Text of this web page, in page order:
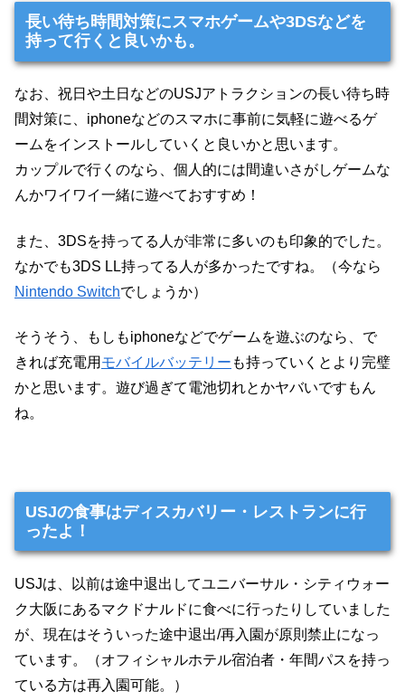
長い待ち時間対策にスマホゲームや3DSなどを
持って行くと良いかも。
なお、祝日や土日などのUSJアトラクションの長い待ち時
間対策に、iphoneなどのスマホに事前に気軽に遊べるゲ
ームをインストールしていくと良いかと思います。
カップルで行くのなら、個人的には間違いさがしゲームな
んかワイワイ一緒に遊べておすすめ！
また、3DSを持ってる人が非常に多いのも印象的でした。
なかでも3DS LL持ってる人が多かったですね。（今なら
Nintendo Switchでしょうか）
そうそう、もしもiphoneなどでゲームを遊ぶのなら、で
きれば充電用 モバイルバッテリー も持っていくとより完璧
かと思います。遊び過ぎて電池切れとかヤバいですもん
ね。
USJの食事はディスカバリー・レストランに行
ったよ！
USJは、以前は途中退出してユニバーサル・シティウォー
ク大阪にあるマクドナルドに食べに行ったりしていました
が、現在はそういった途中退出/再入園が原則禁止になっ
ています。（オフィシャルホテル宿泊者・年間パスを持っ
ている方は再入園可能。）